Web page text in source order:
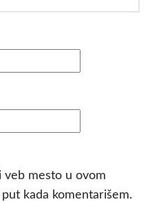
veb mesto u ovom
kada komentarišem.